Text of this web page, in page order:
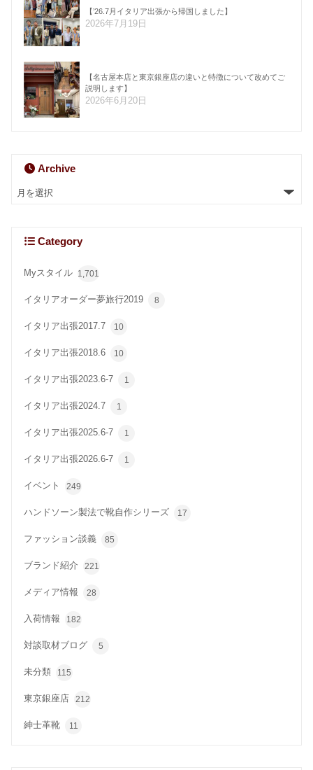
【’26.7月イタリア出張から帰国しました】
2026年7月19日
【名古屋本店と東京銀座店の違いと特徴について改めてご
説明します】
2026年6月20日
Archive
Category
Myスタイル 1,701
イタリアオーダー夢旅行2019 8
イタリア出張2017.7 10
イタリア出張2018.6 10
イタリア出張2023.6-7 1
イタリア出張2024.7 1
イタリア出張2025.6-7 1
イタリア出張2026.6-7 1
イベント 249
ハンドソーン製法で靴自作シリーズ 17
ファッション談義 85
ブランド紹介 221
メディア情報 28
入荷情報 182
対談取材ブログ 5
未分類 115
東京銀座店 212
紳士革靴 11